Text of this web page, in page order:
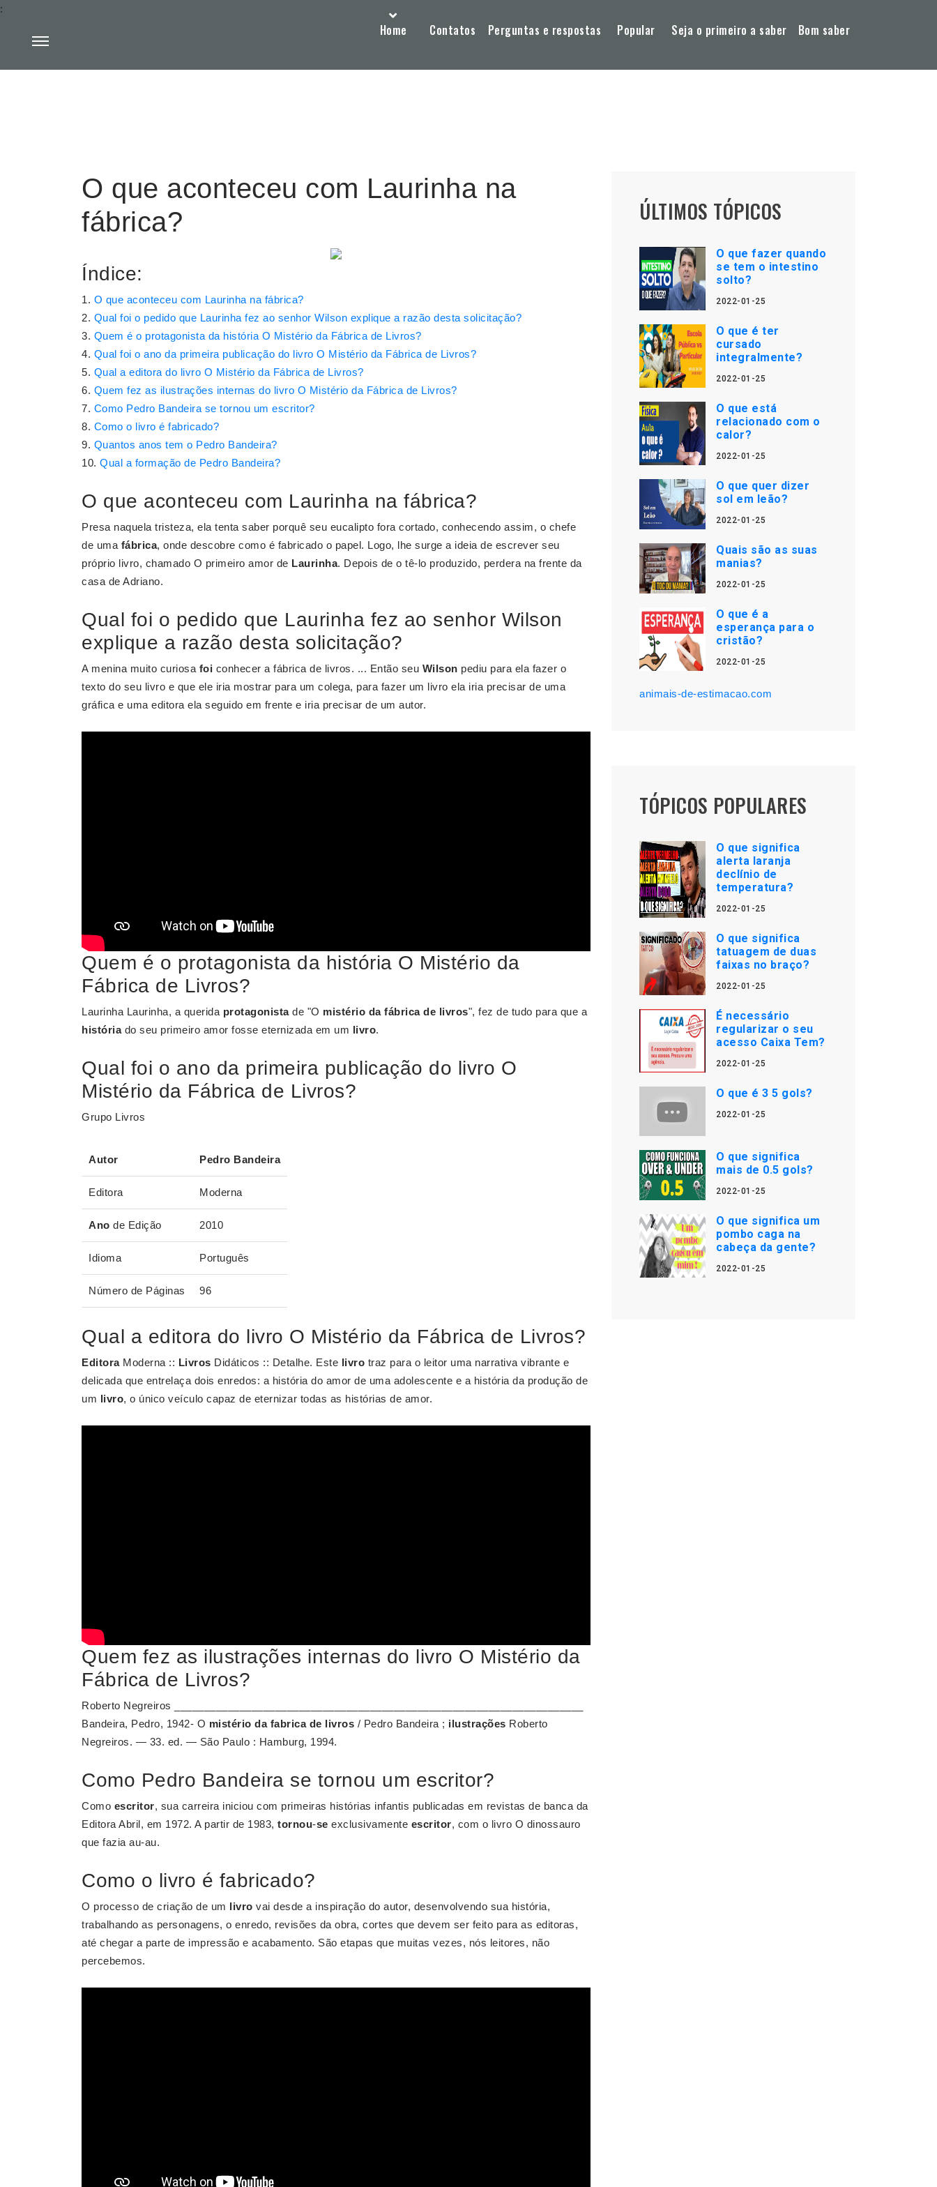
Home Contatos Perguntas e respostas Popular Seja o primeiro a saber Bom saber
:
O que aconteceu com Laurinha na
fábrica?
Índice:
O que aconteceu com Laurinha na fábrica?
Qual foi o pedido que Laurinha fez ao senhor Wilson explique a razão desta solicitação?
Quem é o protagonista da história O Mistério da Fábrica de Livros?
Qual foi o ano da primeira publicação do livro O Mistério da Fábrica de Livros?
Qual a editora do livro O Mistério da Fábrica de Livros?
Quem fez as ilustrações internas do livro O Mistério da Fábrica de Livros?
Como Pedro Bandeira se tornou um escritor?
Como o livro é fabricado?
Quantos anos tem o Pedro Bandeira?
Qual a formação de Pedro Bandeira?
O que aconteceu com Laurinha na fábrica?
Presa naquela tristeza, ela tenta saber porquê seu eucalipto fora cortado, conhecendo assim, o chefe
de uma fábrica, onde descobre como é fabricado o papel. Logo, lhe surge a ideia de escrever seu
próprio livro, chamado O primeiro amor de Laurinha. Depois de o tê-lo produzido, perdera na frente da
casa de Adriano.
Qual foi o pedido que Laurinha fez ao senhor Wilson
explique a razão desta solicitação?
A menina muito curiosa foi conhecer a fábrica de livros. ... Então seu Wilson pediu para ela fazer o
texto do seu livro e que ele iria mostrar para um colega, para fazer um livro ela iria precisar de uma
gráfica e uma editora ela seguido em frente e iria precisar de um autor.
Quem é o protagonista da história O Mistério da
Fábrica de Livros?
Laurinha Laurinha, a querida protagonistade "O mistério da fábrica de livros", fez de tudo para que a
históriado seu primeiro amor fosse eternizada em um livro.
Qual foi o ano da primeira publicação do livro O
Mistério da Fábrica de Livros?
Grupo Livros
Autor Pedro Bandeira
Editora Moderna
Ano de Edição 2010
Idioma Português
Número de Páginas 96
Qual a editora do livro O Mistério da Fábrica de Livros?
EditoraModerna :: Livros Didáticos :: Detalhe. Este livro traz para o leitor uma narrativa vibrante e
delicada que entrelaça dois enredos: a história do amor de uma adolescente e a história da produção de
um livro, o único veículo capaz de eternizar todas as histórias de amor.
Quem fez as ilustrações internas do livro O Mistério da
Fábrica de Livros?
Roberto Negreiros _____________________________________________________________________
Bandeira, Pedro, 1942- O mistério da fabrica de livros / Pedro Bandeira ; ilustrações Roberto
Negreiros. — 33. ed. — São Paulo : Hamburg, 1994.
Como Pedro Bandeira se tornou um escritor?
Como escritor, sua carreira iniciou com primeiras histórias infantis publicadas em revistas de banca da
Editora Abril, em 1972. A partir de 1983, tornou-se exclusivamente escritor, com o livro O dinossauro
que fazia au-au.
Como o livro é fabricado?
O processo de criação de um livro vai desde a inspiração do autor, desenvolvendo sua história,
trabalhando as personagens, o enredo, revisões da obra, cortes que devem ser feito para as editoras,
até chegar a parte de impressão e acabamento. São etapas que muitas vezes, nós leitores, não
percebemos.
ÚLTIMOS TÓPICOS
O que fazer quando
se tem o intestino
solto?
2022-01-25
O que é ter
cursado
integralmente?
2022-01-25
O que está
relacionado com o
calor?
2022-01-25
O que quer dizer
sol em leão?
2022-01-25
Quais são as suas
manias?
2022-01-25
O que é a
esperança para o
cristão?
2022-01-25
animais-de-estimacao.com
TÓPICOS POPULARES
O que significa
alerta laranja
declínio de
temperatura?
2022-01-25
O que significa
tatuagem de duas
faixas no braço?
2022-01-25
É necessário
regularizar o seu
acesso Caixa Tem?
2022-01-25
O que é 3 5 gols?
2022-01-25
O que significa
mais de 0.5 gols?
2022-01-25
O que significa um
pombo caga na
cabeça da gente?
2022-01-25